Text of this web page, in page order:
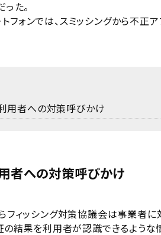
た。
フォンでは、スミッシングから不正
用者への対策呼びかけ
者への対策呼びかけ
フィッシング対策協議会は事業者に
の結果を利用者が認識できるような